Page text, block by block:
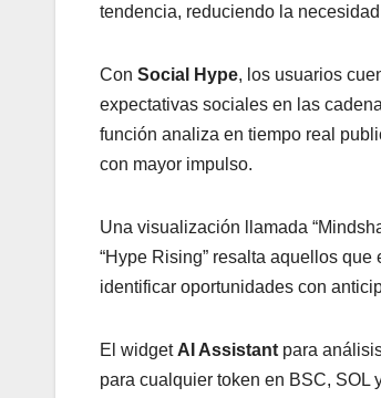
tendencia, reduciendo la
Con Social Hype, los usuarios
expectativas sociales en las
función analiza en tiempo real
con mayor impulso.
Una visualización llamada
“Hype Rising” resalta aquellos
identificar oportunidades con
El widget AI Assistant para
para cualquier token en BSC, SOL